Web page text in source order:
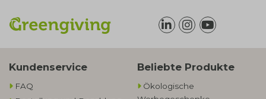
Kundenservice
FAQ
Beliebte Produkte
Ökologische